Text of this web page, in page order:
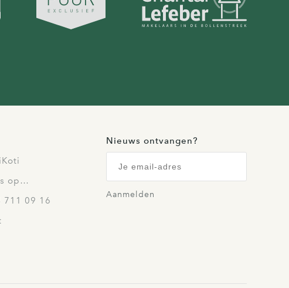
op…
711 09 16
Nieuws ontvangen?
Aanmelden